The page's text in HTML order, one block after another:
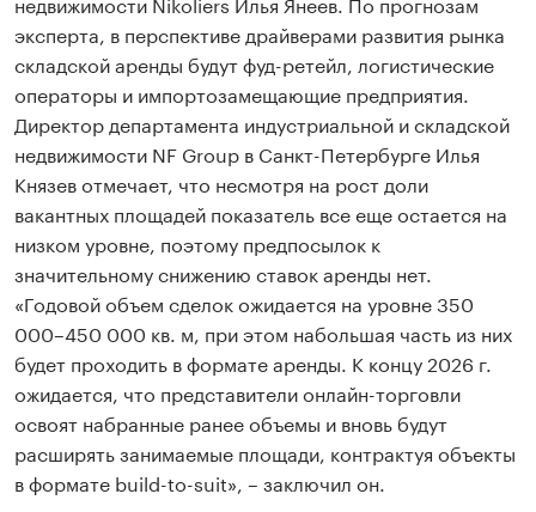
эксперта, в перспективе драйверами развития рынка
складской аренды будут фуд-ретейл, логистические
операторы и импортозамещающие предприятия.
Директор департамента индустриальной и складской
недвижимости NF Group в Санкт-Петербурге Илья
Князев отмечает, что несмотря на рост доли
вакантных площадей показатель все еще остается на
низком уровне, поэтому предпосылок к
значительному снижению ставок аренды нет.
«Годовой объем сделок ожидается на уровне 350
000–450 000 кв. м, при этом набольшая часть из них
будет проходить в формате аренды. К концу 2026 г.
ожидается, что представители онлайн-торговли
освоят набранные ранее объемы и вновь будут
расширять занимаемые площади, контрактуя объекты
в формате build-to-suit», – заключил он.